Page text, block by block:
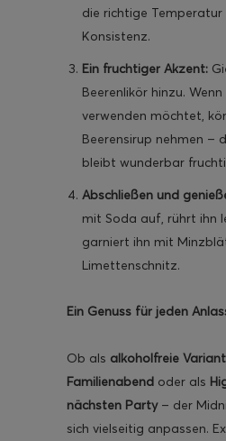
die richtige
Konsistenz.
Ein fruchtiger Akzent:
Beerenlikör hinzu.
verwenden möchtet,
Beerensirup nehmen –
bleibt wunderbar
Abschließen und
mit Soda auf, rührt ihn
garniert ihn mit
Limettenschnitz.
Ein Genuss für jeden
Ob als alkoholfreie
Familienabend oder als
nächsten Party– der
sich vielseitig anpassen.